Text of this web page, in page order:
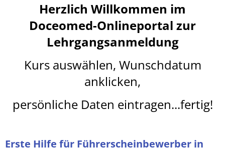
Herzlich Willkommen im
Doceomed-Onlineportal zur
Lehrgangsanmeldung
Kurs auswählen, Wunschdatum
anklicken,
persönliche Daten eintragen...fertig!
Erste Hilfe für Führerscheinbewerber in